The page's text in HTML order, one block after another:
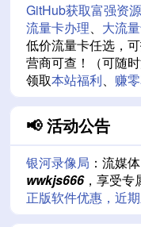
GitHub获取富强资源
流量卡办理、 大流
低价流量卡任选，
营商可查！（可随时
领取本站福利、 赚
📢 活动公告
银河录像局 ：流媒
wwkjs666，享受专
正版软件优惠，近